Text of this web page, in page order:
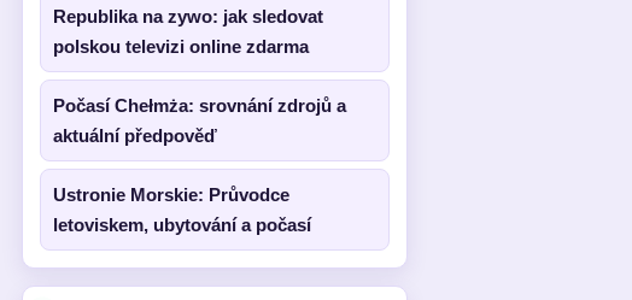
Republika na zywo: jak sledovat
polskou televizi online zdarma
Počasí Chełmża: srovnání zdrojů a
aktuální předpověď
Ustronie Morskie: Průvodce
letoviskem, ubytování a počasí